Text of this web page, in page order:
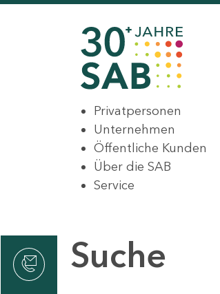
Privatpersonen
Unternehmen
Öffentliche Kunden
Über die SAB
Service
Suche